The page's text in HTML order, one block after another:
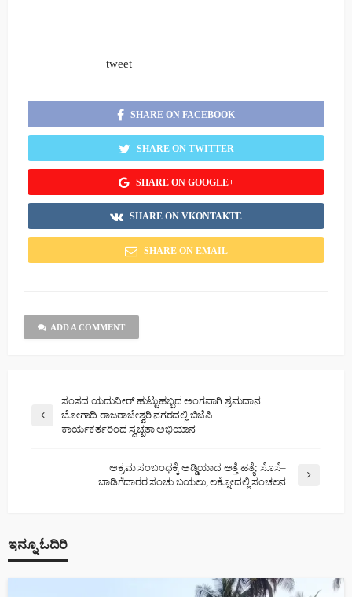
tweet
SHARE ON FACEBOOK
SHARE ON TWITTER
SHARE ON GOOGLE+
SHARE ON VKONTAKTE
SHARE ON EMAIL
ADD A COMMENT
ಸಂಸದ ಯದುವೀರ್ ಹುಟ್ಟುಹಬ್ಬದ ಅಂಗವಾಗಿ ಶ್ರಮದಾನ:
ಬೋಗಾದಿ ರಾಜರಾಜೇಶ್ವರಿ ನಗರದಲ್ಲಿ ಬಿಜೆಪಿ
ಕಾರ್ಯಕರ್ತರಿಂದ ಸ್ವಚ್ಛತಾ ಅಭಿಯಾನ
ಅಕ್ರಮ ಸಂಬಂಧಕ್ಕೆ ಅಡ್ಡಿಯಾದ ಅತ್ತೆ ಹತ್ಯೆ: ಸೊಸೆ–
ಬಾಡಿಗೆದಾರರ ಸಂಚು ಬಯಲು, ಲಕ್ನೋದಲ್ಲಿ ಸಂಚಲನ
ಇನ್ನೂ ಓದಿರಿ